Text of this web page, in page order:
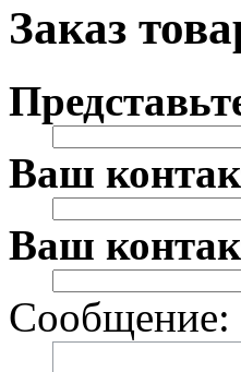
Заказ
Ваш
Ваш
Сообщение: